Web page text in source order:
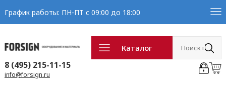
График работы: ПН-ПТ с 09:00 до 18:00
Каталог
8 (495) 215-11-15
info@forsign.ru